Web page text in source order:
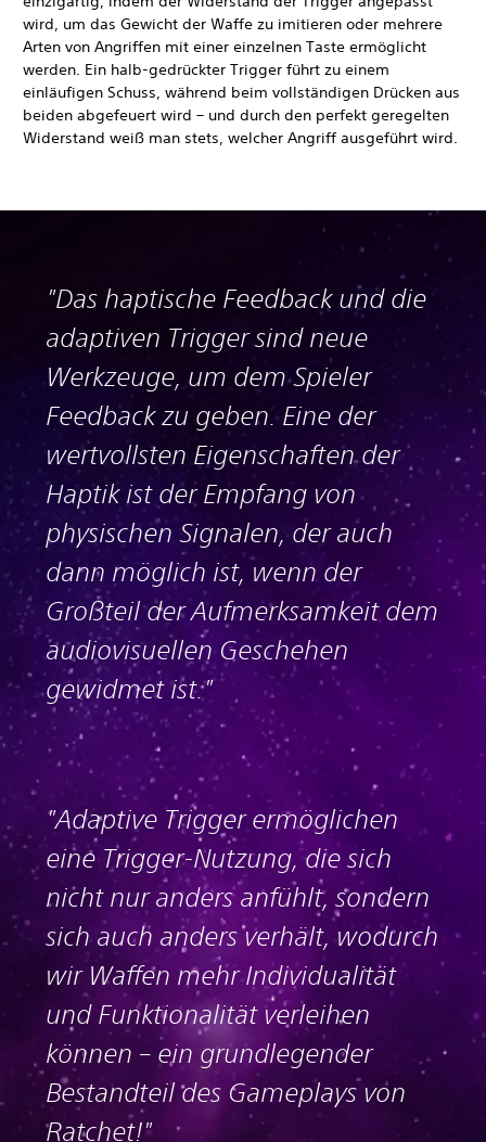
wird, um das Gewicht der Waffe zu imitieren oder mehrere
Arten von Angriffen mit einer einzelnen Taste ermöglicht
werden. Ein halb-gedrückter Trigger führt zu einem
einläufigen Schuss, während beim vollständigen Drücken aus
beiden abgefeuert wird – und durch den perfekt geregelten
Widerstand weiß man stets, welcher Angriff ausgeführt wird.
"Das haptische Feedback und die
adaptiven Trigger sind neue
Werkzeuge, um dem Spieler
Feedback zu geben. Eine der
wertvollsten Eigenschaften der
Haptik ist der Empfang von
physischen Signalen, der auch
dann möglich ist, wenn der
Großteil der Aufmerksamkeit dem
audiovisuellen Geschehen
gewidmet ist."
"Adaptive Trigger ermöglichen
eine Trigger-Nutzung, die sich
nicht nur anders anfühlt, sondern
sich auch anders verhält, wodurch
wir Waffen mehr Individualität
und Funktionalität verleihen
können – ein grundlegender
Bestandteil des Gameplays von
Ratchet!"